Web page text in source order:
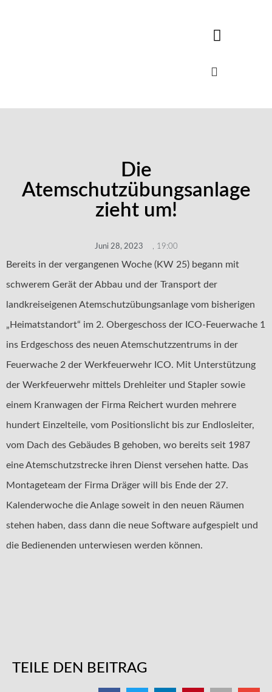
Die
Atemschutzübungsanlage
zieht um!
Juni 28, 2023 19:00
Bereits in der vergangenen Woche (KW 25) begann mit
schwerem Gerät der Abbau und der Transport der
landkreiseigenen Atemschutzübungsanlage vom bisherigen
„Heimatstandort“ im 2. Obergeschoss der ICO-Feuerwache 1
ins Erdgeschoss des neuen Atemschutzzentrums in der
Feuerwache 2 der Werkfeuerwehr ICO. Mit Unterstützung
der Werkfeuerwehr mittels Drehleiter und Stapler sowie
einem Kranwagen der Firma Reichert wurden mehrere
hundert Einzelteile, vom Positionslicht bis zur Endlosleiter,
vom Dach des Gebäudes B gehoben, wo bereits seit 1987
eine Atemschutzstrecke ihren Dienst versehen hatte. Das
Montageteam der Firma Dräger will bis Ende der 27.
Kalenderwoche die Anlage soweit in den neuen Räumen
stehen haben, dass dann die neue Software aufgespielt und
die Bedienenden unterwiesen werden können.
TEILE DEN BEITRAG